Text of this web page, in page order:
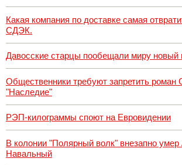
Какая компания по доставке самая
СДЭК.
Давосские старцы пообещали миру новый
Общественники требуют запретить роман
"Наследие"
РЭП-килограммы споют на Евровидении
В колонии "Полярный волк" внезапно умер
Навальный